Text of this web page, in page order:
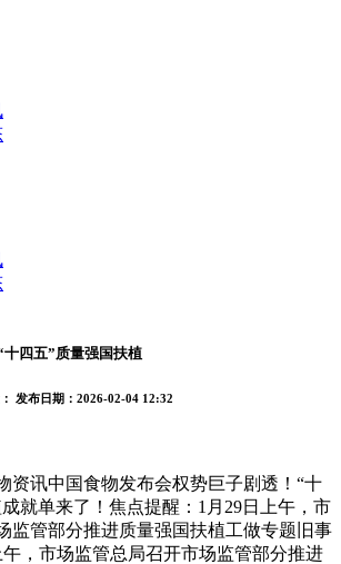
四五”质量强国扶植
发布日期：2026-02-04 12:32
讯中国食物发布会权势巨子剧透！“十
就单来了！焦点提醒：1月29日上午，市
监管部分推进质量强国扶植工做专题旧事
，市场监管总局召开市场监管部分推进